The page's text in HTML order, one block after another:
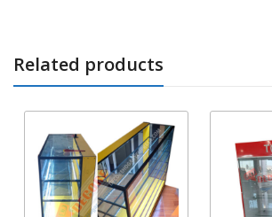
Related products